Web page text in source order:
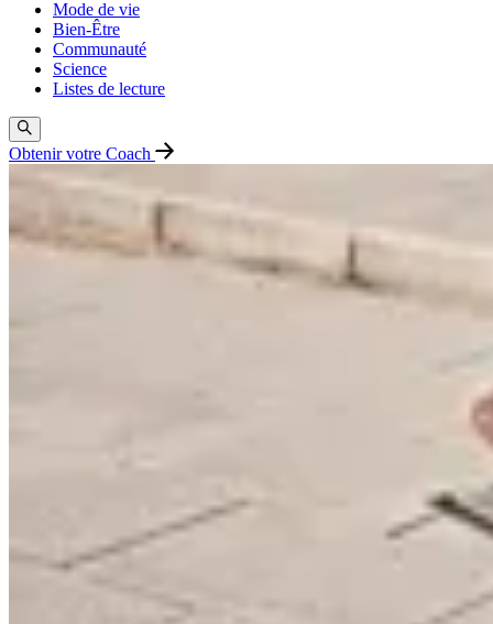
Mode de vie
Bien-Être
Communauté
Science
Listes de lecture
Obtenir votre Coach